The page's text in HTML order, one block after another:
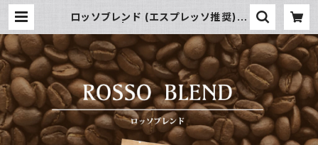
ロッソブレンド (エスプレッソ推奨)
OASTERY -NIKKO-